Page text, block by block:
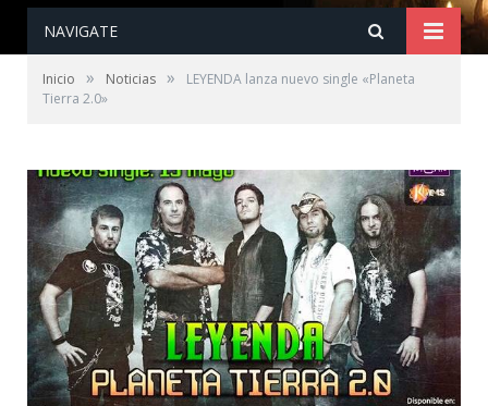
NAVIGATE
Inicio » Noticias »
LEYENDA lanza nuevo single «Planeta
Tierra 2.0»